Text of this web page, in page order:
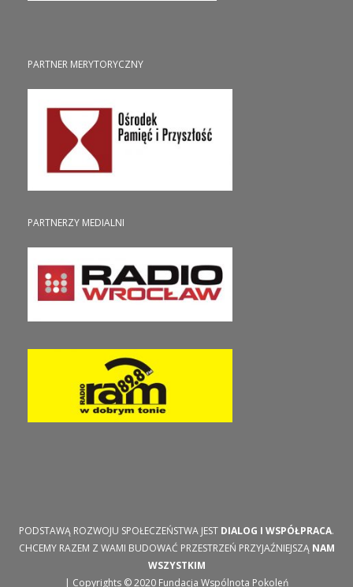
PARTNER MERYTORYCZNY
PARTNERZY MEDIALNI
PODSTAWĄ ROZWOJU SPOŁECZEŃSTWA JEST DIALOG I WSPÓŁPRACA.
CHCEMY RAZEM Z WAMI BUDOWAĆ PRZESTRZEŃ PRZYJAŹNIEJSZĄ NAM
WSZYSTKIM
| Copyrights © 2020 Fundacja Wspólnota Pokoleń